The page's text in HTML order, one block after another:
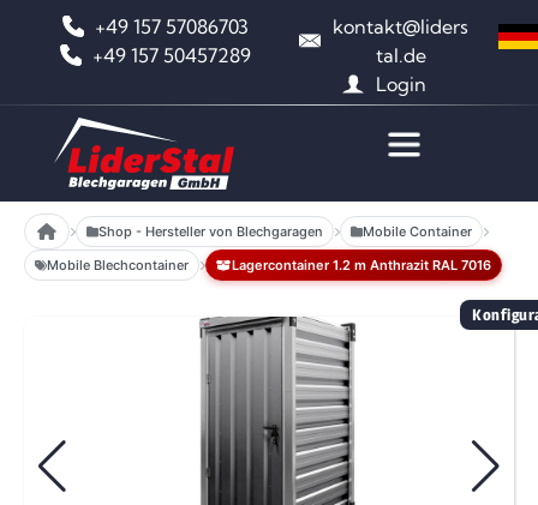
+49 157 57086703
+49 157 50457289
kontakt@liders
tal.de
Login
Shop - Hersteller von Blechgaragen
Mobile Container
Mobile Blechcontainer
Lagercontainer 1.2 m Anthrazit RAL 7016